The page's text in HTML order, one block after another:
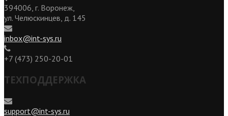
394006, г. Воронеж,
ул. Челюскинцев, д. 145
inbox@int-sys.ru
+7 (473) 250-20-01
ТЕХПОДДЕРЖКА
support@int-sys.ru